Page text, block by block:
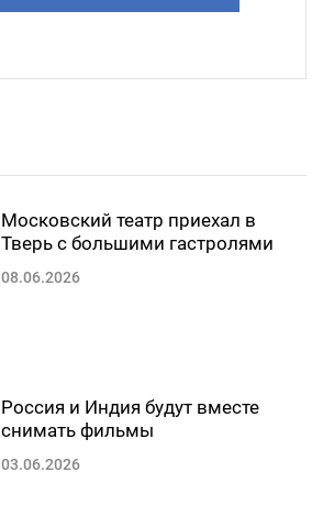
Московский театр приехал в
Тверь с большими гастролями
08.06.2026
Россия и Индия будут вместе
снимать фильмы
03.06.2026